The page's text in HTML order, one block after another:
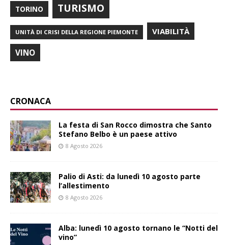
TORINO TURISMO
UNITÀ DI CRISI DELLA REGIONE PIEMONTE VIABILITÀ
VINO
CRONACA
La festa di San Rocco dimostra che Santo
Stefano Belbo è un paese attivo
8 Agosto 2026
Palio di Asti: da lunedì 10 agosto parte
l’allestimento
8 Agosto 2026
Alba: lunedì 10 agosto tornano le “Notti del
vino”